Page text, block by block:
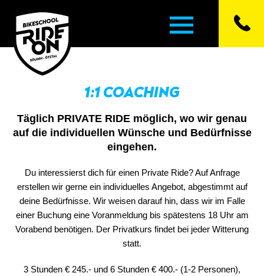
▼
1:1 COACHING
Täglich PRIVATE RIDE möglich, wo wir genau
auf die individuellen Wünsche und Bedürfnisse
eingehen.
Du interessierst dich für einen Private Ride? Auf Anfrage
erstellen wir gerne ein individuelles Angebot, abgestimmt auf
deine Bedürfnisse. Wir weisen darauf hin, dass wir im Falle
einer Buchung eine Voranmeldung bis spätestens 18 Uhr am
Vorabend benötigen. Der Privatkurs findet bei jeder Witterung
statt.
3 Stunden € 245.- und 6 Stunden € 400.- (1-2 Personen),